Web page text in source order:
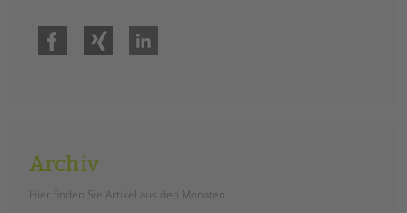
Facebook
Archiv
Hier finden Sie Artikel aus den Monaten